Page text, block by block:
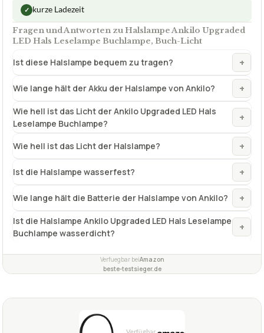
✓ kurze Ladezeit
Fragen und Antworten zu Halslampe Ankilo Upgraded
LED Hals Leselampe Buchlampe, Buch-Licht
Ist diese Halslampe bequem zu tragen? +
Wie lange hält der Akku der Halslampe von Ankilo? +
Wie hell ist das Licht der Ankilo Upgraded LED Hals
Leselampe Buchlampe?
+
Wie hell ist das Licht der Halslampe? +
Ist die Halslampe wasserfest? +
Wie lange hält die Batterie der Halslampe von Ankilo? +
Ist die Halslampe Ankilo Upgraded LED Hals Leselampe
Buchlampe wasserdicht?
+
Verfuegbar beiAmazon
beste-testsieger.de